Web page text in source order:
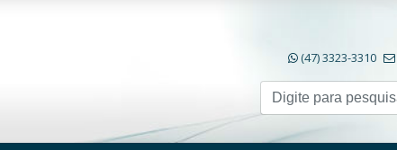
(47) 3323-3310